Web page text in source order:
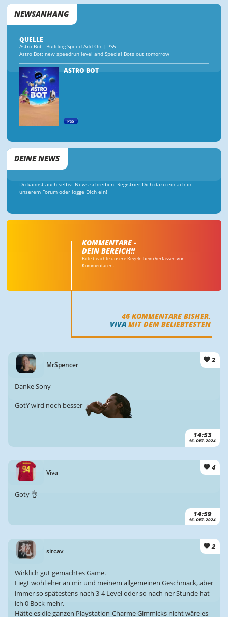
NEWSANHANG
QUELLE
Astro Bot - Building Speed Add-On | PS5
Astro Bot: new speedrun level and Special Bots out tomorrow
ASTRO BOT
PS5
DEINE NEWS
Du kannst auch selbst News schreiben. Registrier Dich dazu einfach in
unserem Forum oder logge Dich ein!
KOMMENTARE -
DEIN BEREICH!!
Bitte beachte unsere Regeln beim Verfassen von
Kommentaren.
46KOMMENTARE BISHER,
VIVA MIT DEM BELIEBTESTEN
MrSpencer
2
14:53
16. OKT. 2024
Danke Sony
GotY wird noch besser
Viva
4
14:59
16. OKT. 2024
Goty 👌
sircav
2
Wirklich gut gemachtes Game.
Liegt wohl eher an mir und meinem allgemeinen Geschmack, aber
immer so spätestens nach 3-4 Level oder so nach ner Stunde hat
ich 0 Bock mehr.
Hätte es die ganzen Playstation-Charme Gimmicks nicht wäre es